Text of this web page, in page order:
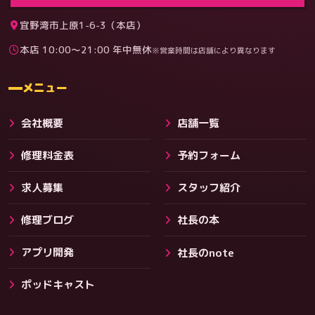
その他サービス
料金
宜野湾市上原1-6-3（本店）
本店 10:00〜21:00 年中無休※営業時間は店舗により異なります
メニュー
会社概要 店舗一覧
修理料金表 予約フォーム
求人募集 スタッフ紹介
修理ブログ 社長の本
アプリ開発 社長のnote
ポッドキャスト